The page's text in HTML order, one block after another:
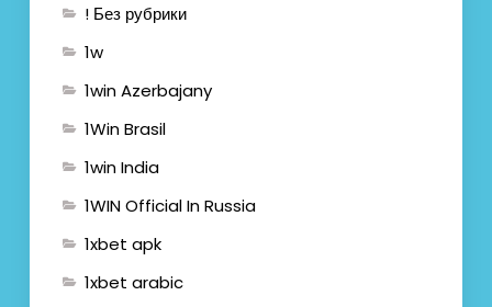
! Без рубрики
1w
1win Azerbajany
1Win Brasil
1win India
1WIN Official In Russia
1xbet apk
1xbet arabic